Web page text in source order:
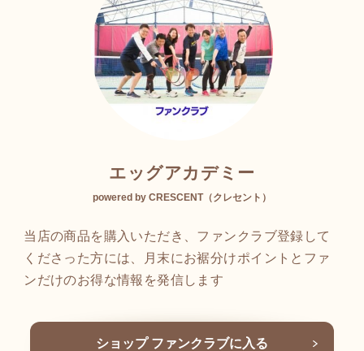
エッグアカデミー
powered by CRESCENT（クレセント）
当店の商品を購入いただき、ファンクラブ登録して
くださった方には、月末にお裾分けポイントとファ
ンだけのお得な情報を発信します
ショップ ファンクラブに入る